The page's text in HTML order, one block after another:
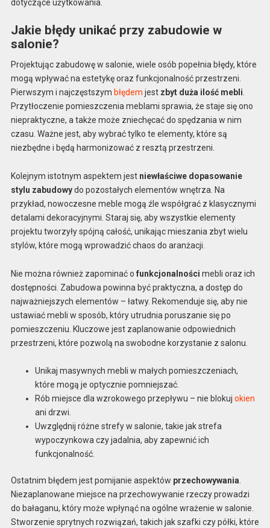
dotyczące użytkowania.
Jakie błędy unikać przy zabudowie w
salonie?
Projektując zabudowę w salonie, wiele osób popełnia błędy, które
mogą wpływać na estetykę oraz funkcjonalność przestrzeni.
Pierwszym i najczęstszym błędem jest zbyt duża ilość mebli
Przytłoczenie pomieszczenia meblami sprawia, że staje się ono
niepraktyczne, a także może zniechęcać do spędzania w nim
czasu. Ważne jest, aby wybrać tylko te elementy, które są
niezbędne i będą harmonizować z resztą przestrzeni.
Kolejnym istotnym aspektem jest niewłaściwe dopasowanie
stylu zabudowydo pozostałych elementów wnętrza. Na
przykład, nowoczesne meble mogą źle współgrać z klasycznymi
detalami dekoracyjnymi. Staraj się, aby wszystkie elementy
projektu tworzyły spójną całość, unikając mieszania zbyt wielu
stylów, które mogą wprowadzić chaos do aranżacji.
Nie można również zapominać o funkcjonalności mebli oraz ich
dostępności. Zabudowa powinna być praktyczna, a dostęp do
najważniejszych elementów – łatwy. Rekomenduje się, aby nie
ustawiać mebli w sposób, który utrudnia poruszanie się po
pomieszczeniu. Kluczowe jest zaplanowanie odpowiednich
przestrzeni, które pozwolą na swobodne korzystanie z salonu.
Unikaj masywnych mebli w małych pomieszczeniach,
które mogą je optycznie pomniejszać.
Rób miejsce dla wzrokowego przepływu – nie blokuj okien
ani drzwi.
Uwzględnij różne strefy w salonie, takie jak strefa
wypoczynkowa czy jadalnia, aby zapewnić ich
funkcjonalność.
Ostatnim błędem jest pomijanie aspektów przechowywania.
Niezaplanowane miejsce na przechowywanie rzeczy prowadzi
do bałaganu, który może wpłynąć na ogólne wrażenie w salonie.
Stworzenie sprytnych rozwiązań, takich jak szafki czy półki, które